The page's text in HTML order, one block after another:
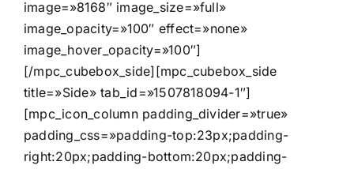
image=»8168″ image_size=»full»
image_opacity=»100″ effect=»none»
image_hover_opacity=»100″]
[/mpc_cubebox_side][mpc_cubebox_side
title=»Side» tab_id=»1507818094-1″]
[mpc_icon_column padding_divider=»true»
padding_css=»padding-top:23px;padding-
right:20px;padding-bottom:20px;padding-